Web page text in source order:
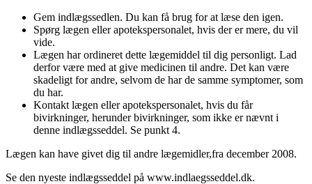
Gem indlægssedlen. Du kan få brug for at læse den igen.
Spørg lægen eller apotekspersonalet, hvis der er mere, du vil
vide.
Lægen har ordineret dette lægemiddel til dig personligt. Lad
derfor være med at give medicinen til andre. Det kan være
skadeligt for andre, selvom de har de samme symptomer, som
du har.
Kontakt lægen eller apotekspersonalet, hvis du får
bivirkninger, herunder bivirkninger, som ikke er nævnt i
denne indlægsseddel. Se punkt 4.
Lægen kan have givet dig til andre lægemidler,fra december 2008.
Se den nyeste indlægsseddel på www.indlaegsseddel.dk.